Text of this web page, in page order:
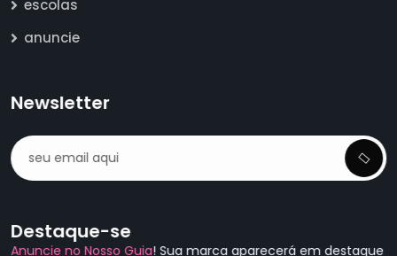
escolas
anuncie
Newsletter
Destaque-se
Anuncie no Nosso Guia! Sua marca aparecerá em destaque